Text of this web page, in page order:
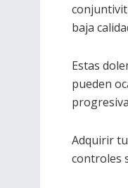
baja
Estas
pueden
Adquirir
controles